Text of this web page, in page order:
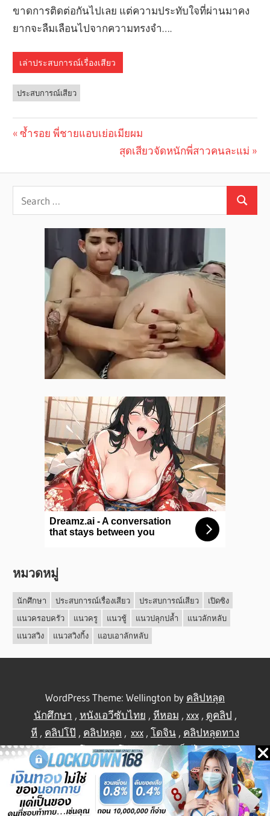
ขาดการติดต่อกันไปเลย แต่ความประทับใจที่ผ่านมาคง
ยากจะลืมเลือนไปจากความทรงจำ….
เล่าประสบการณ์เรื่องเสียว
ประสบการณ์เสียว
navigation
Previous
ซ้ำรอย พี่ชายแอบเย่อเมียผม
Next
สุดเสียวจัดหนักพี่สาวคนละแม่
หมวดหมู่
นักศึกษา ประสบการณ์เรื่องเสียว ประสบการณ์เสียว
เปิดซิง
แนวครอบครัว
แนวครู แนวชู้ แนวปลุกปล้ำ
แนวลักหลับ
แนวสวิง
แนวสวิงกิ้ง แอบเอาลักหลับ
WordPress Theme: Wellington by คลิปหลุด
นักศึกษา , หนังเอวีซับไทย , หีหอม , xxx, ดูคลิป ,
หี , คลิปโป๊ , คลิปหลุด , xxx , โดจิน , คลิปหลุดทาง
บ้าน ,คลิปโป้ ,คลิปโป๊,คลิปโป๊,เย็ดไทย,คลิป
หลุดไทย